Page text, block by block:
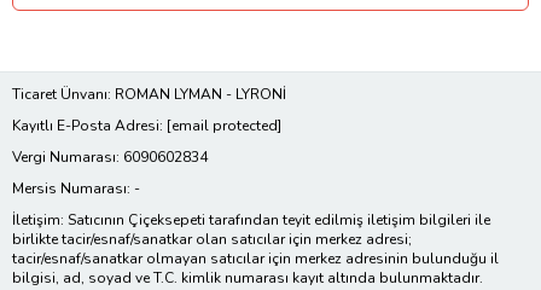
Ticaret Ünvanı: ROMAN LYMAN - LYRONİ
Kayıtlı E-Posta Adresi: [email protected]
Vergi Numarası: 6090602834
Mersis Numarası: -
İletişim: Satıcının Çiçeksepeti tarafından teyit edilmiş iletişim bilgileri ile
birlikte tacir/esnaf/sanatkar olan satıcılar için merkez adresi;
tacir/esnaf/sanatkar olmayan satıcılar için merkez adresinin bulunduğu il
bilgisi, ad, soyad ve T.C. kimlik numarası kayıt altında bulunmaktadır.